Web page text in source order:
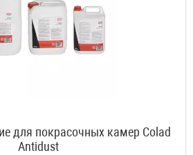
для покрасочных камер Colad
Antidust